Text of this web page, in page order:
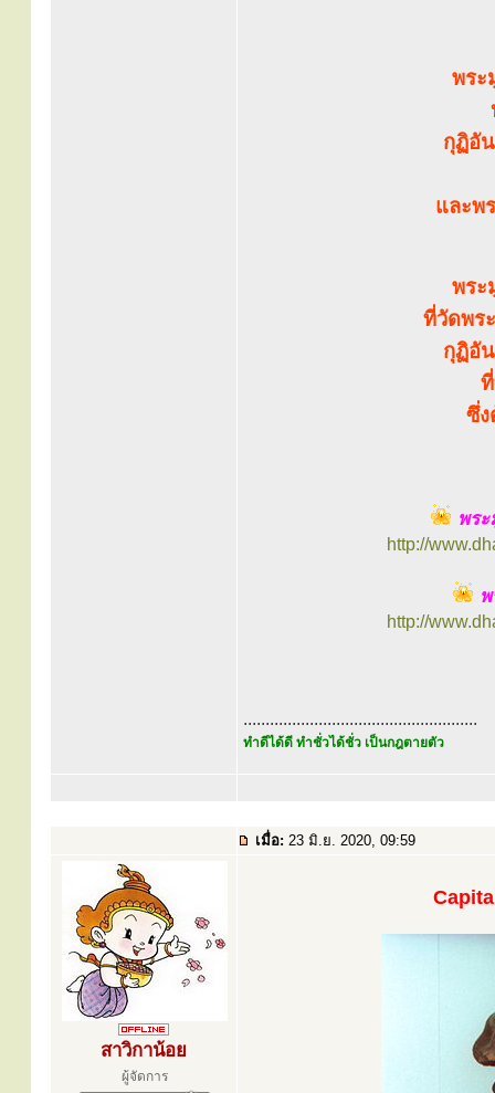
พระ
กุฏิอั
และพ
พระ
ที่วัดพร
กุฏิอั
ซึ่ง
พร
http://
http://
.....................................................
ทำดีได้ดี ทำชั่วได้ชั่ว เป็นกฎตายตัว
เมื่อ: 23 มิ.ย. 2020, 09:59
สาวิกาน้อย
ผู้จัดการ